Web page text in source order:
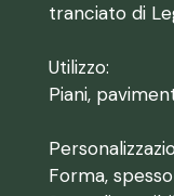
tranciato di
Utilizzo:
Piani,
Forma,